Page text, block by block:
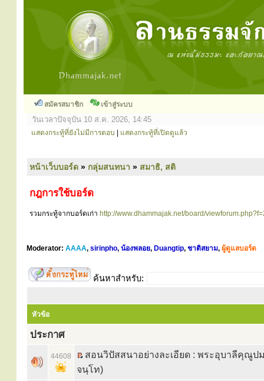
สมัครสมาชิก เข้าสู่ระบบ
วันเวลาปัจจุบัน 10 ส.ค. 2026, 14:45
แสดงกระทู้ที่ยังไม่มีการตอบ แสดงกระทู้ที่เปิดดูแล้ว
หน้าเว็บบอร์ด » กลุ่มสนทนา » สมาธิ, สติ
กฎการใช้บอร์ด
รวมกระทู้จากบอร์ดเก่า http://www.dhammajak.net/board/
Moderator: AAAA, sirinpho, น้องพลอย, Duangtip, ชาติสยาม, ผู้ดูแลบอร์ด
ค้นหาสำหรับ:
หัวข้อ
ประกาศ
44608
สอนวิปัสสนาอย่างละเอียด : พระอุบาลีคุณูป
จนฺโท)